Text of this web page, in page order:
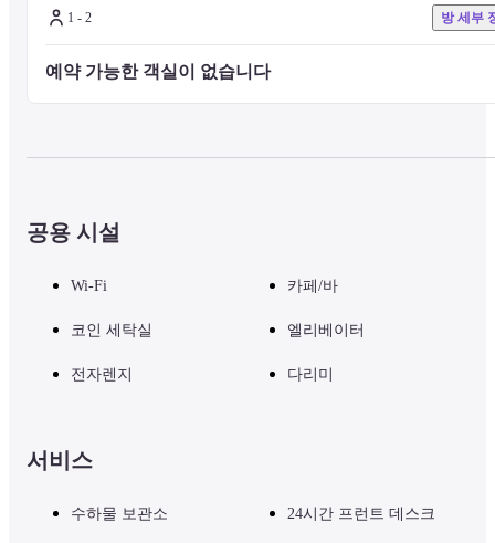
1 - 2 방 세부
예약 가능한 객실이 없습니다
공용 시설
Wi-Fi 카페/바
코인 세탁실 엘리베이터
전자렌지 다리미
서비스
수하물 보관소 24시간 프런트 데스크